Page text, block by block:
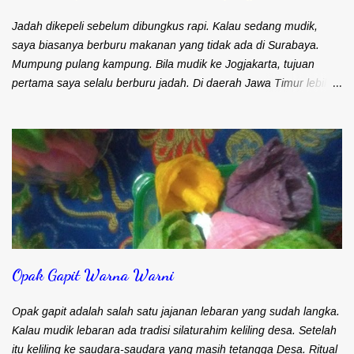
tempat wisata yang 'baru' tersebut? Tempat wisata 10 Bali baru
meliputi: 1. Danau Toba di Sumatera Utara 2...
Jadah dikepeli sebelum dibungkus rapi. Kalau sedang mudik,
saya biasanya berburu makanan yang tidak ada di Surabaya.
Mumpung pulang kampung. Bila mudik ke Jogjakarta, tujuan
pertama saya selalu berburu jadah. Di daerah Jawa Timur lebih
utuh. Terlihat besar-besar. Kalau tetel ala Jogjakarta a.k.a jadah
teksturnya lembut. Sepertinya menggunakan beras ketan yang
dihaluskan. Makanan ini biasanya banyak di daerah wisata
Kaliurang. Penjualnya menggunakan rinjing . Makanan yang
dijajakan adalah tetel serta tahu dan tempe bacem. Biasanya
memang langsung dimakan bersamaan tetel dan tempe atau
Pelengkapnya cabai rawit pedas. Kalau saya biasanya beli di
Nggak perlu naik lagi ke tempat wisata Kaliurang. Mbah Carik
sudah berjualan sejak ta...
Opak Gapit Warna Warni
Opak gapit adalah salah satu jajanan lebaran yang sudah langka.
Kalau mudik lebaran ada tradisi silaturahim keliling desa. Setelah
itu keliling ke saudara-saudara yang masih tetangga Desa. Ritual